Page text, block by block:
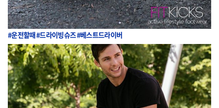
#운전할때 #드라이빙슈즈 #베스트드라이버